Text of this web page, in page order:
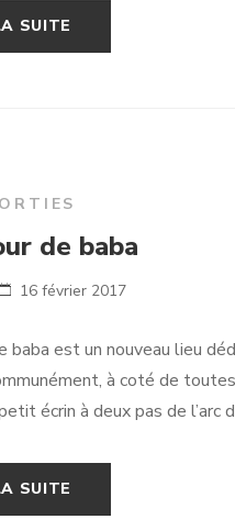
SUITE
de baba
16 février 2017
baba est un nouveau lieu
à coté de
écrin à deux pas de l’arc
SUITE